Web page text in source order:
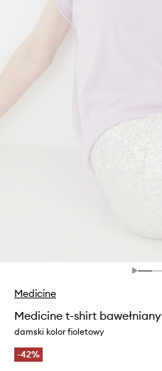
Medicine
Medicine t-shirt bawełniany
damski kolor fioletowy
-42%